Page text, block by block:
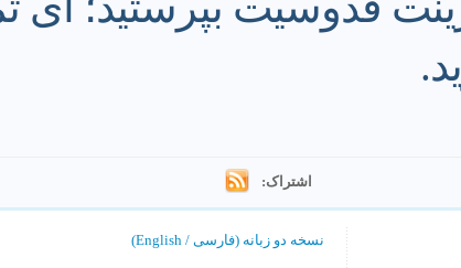
اشتراک:
نسخه دو زبانه (فارسی / English)